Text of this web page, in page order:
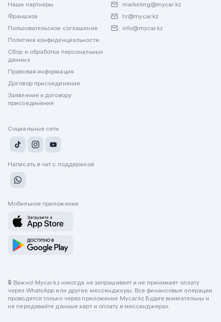
Наши партнеры
Франшиза
Пользовательское соглашение
Политика конфиденциальности
Сбор и обработка персональных
данных
Правовая информация
Договор присоединения
Заявление к договору
присоединения
marketing@mycar.kz
hr@mycar.kz
info@mycar.kz
Социальные сети
Написать в чат с поддержкой
Мобильное приложение
🔒 Важно! Mycar.kz никогда не запрашивает и не принимает оплату
через WhatsApp или другие мессенджеры. Все финансовые операции
проводятся только через приложение Mycar.kz Будьте внимательны и
не передавайте данные карт и оплату в мессенджерах.